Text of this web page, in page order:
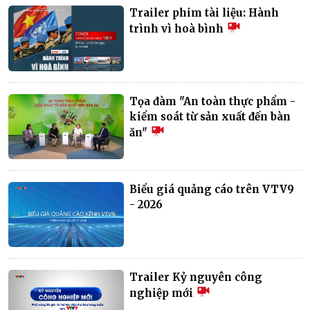
Trailer phim tài liệu: Hành
trình vì hoà bình
Tọa đàm "An toàn thực phẩm -
kiểm soát từ sản xuất đến bàn
ăn"
Biểu giá quảng cáo trên VTV9
- 2026
Trailer Kỷ nguyên công
nghiệp mới